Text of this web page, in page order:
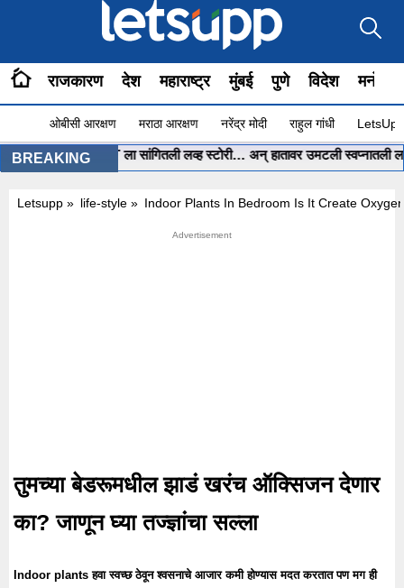
राजकारण देश महाराष्ट्र मुंबई पुणे विदेश
ओबीसी आरक्षण मराठा आरक्षण नरेंद्र मोदी राहुल गांधी
BREAKING
पोरीनं ChatGPT ला सांगितली लव्ह स्टोरी… अन् हातावर उमटली स्वप्नातली
Letsupp » life-style » Indoor Plants In Bedroom Is It Create
तुमच्या बेडरूमधील झाडं खरंच ऑक्सिजन देणार
का? जाणून घ्या तज्ज्ञांचा सल्ला
Indoor plants हवा स्वच्छ ठेवून श्वसनाचे आजार कमी होण्यास मदत करतात पण मग ही